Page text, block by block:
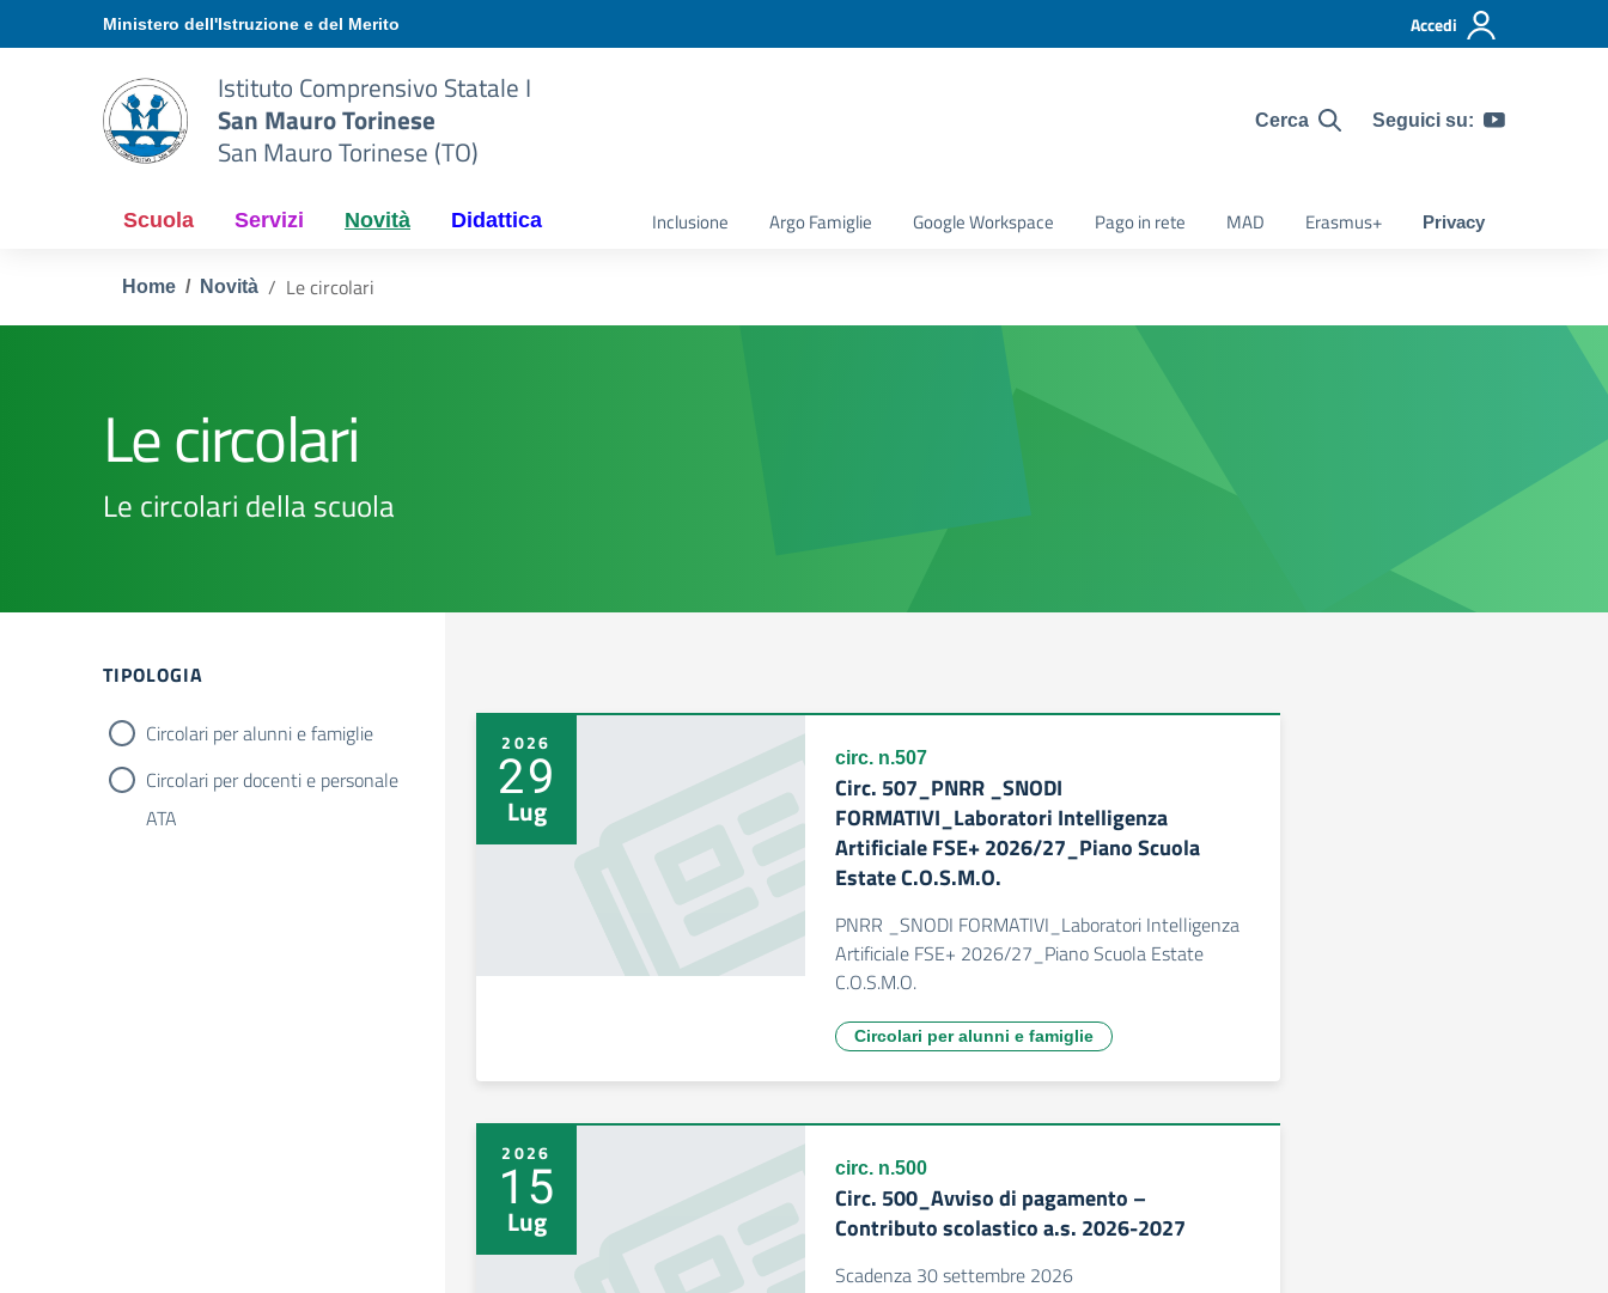
Vai ai contenuti
Vai al menu di navigazioneMinistero dell'Istruzione e del Merito Accedi
Istituto Comprensivo Statale I
San Mauro Torinese
San Mauro Torinese (TO)
Cerca Seguici su:
Scuola Servizi Novità Didattica Inclusione Argo Famiglie Google Workspace Pago in rete MAD Erasmus+ Privacy
Home Novità Le circolari
Le circolari
Le circolari della scuola
TIPOLOGIA
Circolari per alunni e famiglie
Circolari per docenti e personale
ATA
2026
29
Lug
circ. n.507
Circ. 507_PNRR _SNODI
FORMATIVI_Laboratori Intelligenza
Artificiale FSE+ 2026/27_Piano Scuola
Estate C.O.S.M.O.
PNRR _SNODI FORMATIVI_Laboratori Intelligenza
Artificiale FSE+ 2026/27_Piano Scuola Estate
C.O.S.M.O.
Circolari per alunni e famiglie
2026
15
Lug
circ. n.500
Circ. 500_Avviso di pagamento –
Contributo scolastico a.s. 2026-2027
Scadenza 30 settembre 2026